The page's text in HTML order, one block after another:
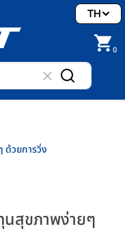
0
TH
ด้วยการวิ่ง
นสุขภาพง่ายๆ